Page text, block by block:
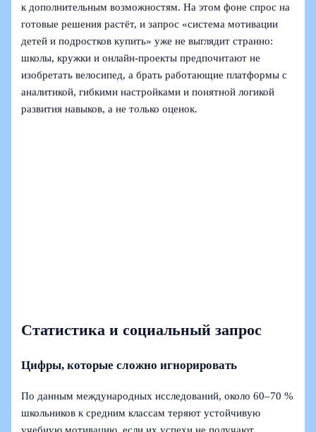
к дополнительным возможностям. На этом фоне спрос на
готовые решения растёт, и запрос «система мотивации
детей и подростков купить» уже не выглядит странно:
школы, кружки и онлайн‑проекты предпочитают не
изобретать велосипед, а брать работающие платформы с
аналитикой, гибкими настройками и понятной логикой
развития навыков, а не только оценок.
Статистика и социальный запрос
Цифры, которые сложно игнорировать
По данным международных исследований, около 60–70 %
школьников к средним классам теряют устойчивую